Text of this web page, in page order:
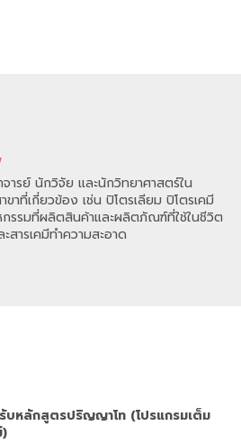
รย์ นักวิจัย และนักวิทยาศาสตร์ใน
าที่เกี่ยวข้อง เช่น ปิโตรเลียม ปิโตรเคมี
รรมที่ผลิตสินค้าและผลิตภัณฑ์ที่ใช้ในชีวิต
สารเคมีทำความสะอาด
บหลักสูตรปริญญาโท (โปรแกรมเต็ม